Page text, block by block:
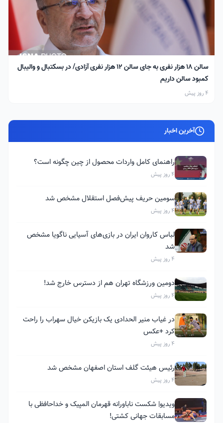
سالن ۱۸ هزار نفری به جای سالن ۱۲ هزار نفری آزادی/ در بسکتبال و والیبال
کمبود سالن داریم
4 روز پیش
آخرین اخبار
راهنمای کامل واردات محصول از چین چگونه است؟
4 روز پیش
سومین حریف پیش‌فصل استقلال مشخص شد
4 روز پیش
لباس کاروان ایران در بازی‌های آسیایی ناگویا مشخص
شد
4 روز پیش
دومین ورزشگاه تهران هم از دسترس خارج شد!
4 روز پیش
در غیاب منیر الحدادی یک بازیکن خیال سهراب را راحت
کرد +عکس
4 روز پیش
رئیس هیئت گلف استان اصفهان مشخص شد
4 روز پیش
ویدیو| شکست ناباورانه قهرمان المپیک و خداحافظی با
مسابقات جهانی کشتی!